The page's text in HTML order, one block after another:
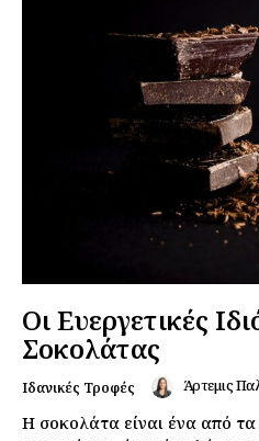
Daily Food
Σχετικά με εμάς
Αποποίηση Ευθυνών
Ο λογαριασμός μου
Οι Ευεργετικές
Σοκολάτας
Ιδανικές Τροφές Άρτεμις
Η σοκολάτα είναι ένα από